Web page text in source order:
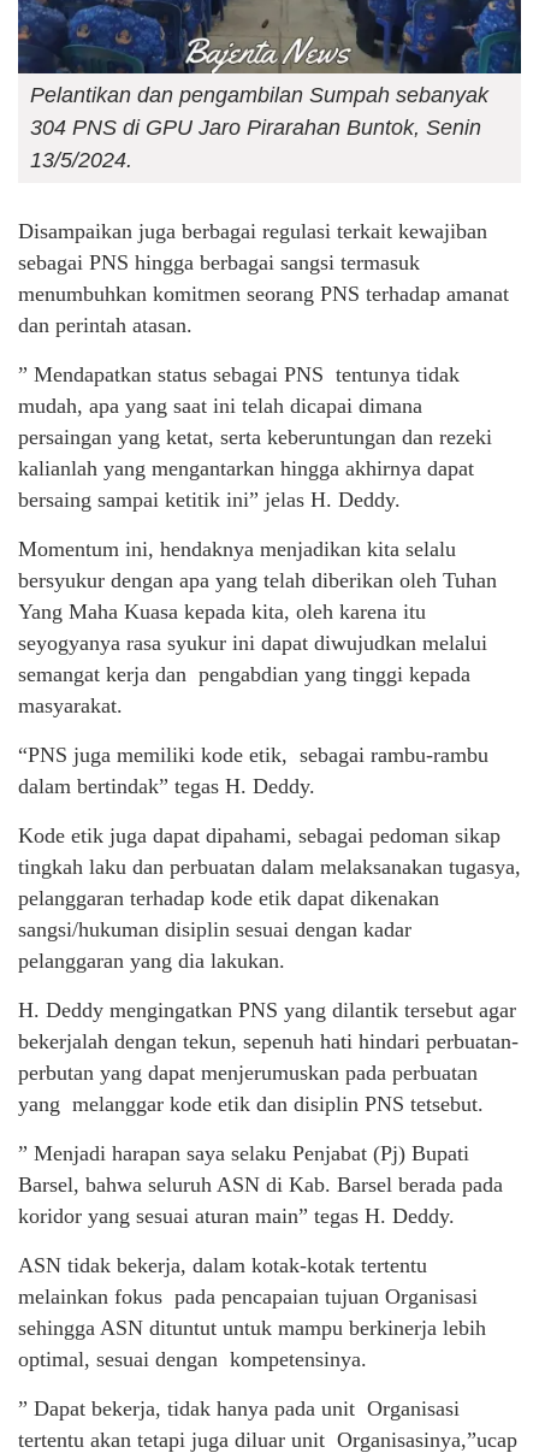
Pelantikan dan pengambilan Sumpah sebanyak
304 PNS di GPU Jaro Pirarahan Buntok, Senin
13/5/2024.
Disampaikan juga berbagai regulasi terkait kewajiban
sebagai PNS hingga berbagai sangsi termasuk
menumbuhkan komitmen seorang PNS terhadap amanat
dan perintah atasan.
” Mendapatkan status sebagai PNS tentunya tidak
mudah, apa yang saat ini telah dicapai dimana
persaingan yang ketat, serta keberuntungan dan rezeki
kalianlah yang mengantarkan hingga akhirnya dapat
bersaing sampai ketitik ini” jelas H. Deddy.
Momentum ini, hendaknya menjadikan kita selalu
bersyukur dengan apa yang telah diberikan oleh Tuhan
Yang Maha Kuasa kepada kita, oleh karena itu
seyogyanya rasa syukur ini dapat diwujudkan melalui
semangat kerja dan pengabdian yang tinggi kepada
masyarakat.
“PNS juga memiliki kode etik, sebagai rambu-rambu
dalam bertindak” tegas H. Deddy.
Kode etik juga dapat dipahami, sebagai pedoman sikap
tingkah laku dan perbuatan dalam melaksanakan tugasya,
pelanggaran terhadap kode etik dapat dikenakan
sangsi/hukuman disiplin sesuai dengan kadar
pelanggaran yang dia lakukan.
H. Deddy mengingatkan PNS yang dilantik tersebut agar
bekerjalah dengan tekun, sepenuh hati hindari perbuatan-
perbutan yang dapat menjerumuskan pada perbuatan
yang melanggar kode etik dan disiplin PNS tetsebut.
” Menjadi harapan saya selaku Penjabat (Pj) Bupati
Barsel, bahwa seluruh ASN di Kab. Barsel berada pada
koridor yang sesuai aturan main” tegas H. Deddy.
ASN tidak bekerja, dalam kotak-kotak tertentu
melainkan fokus pada pencapaian tujuan Organisasi
sehingga ASN dituntut untuk mampu berkinerja lebih
optimal, sesuai dengan kompetensinya.
” Dapat bekerja, tidak hanya pada unit Organisasi
tertentu akan tetapi juga diluar unit Organisasinya,”ucap